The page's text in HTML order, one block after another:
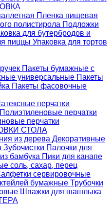
Пленка пищевая
полистирола Подложки
для бутербродов и
пиццы Упаковка для тортов
Пакеты бумажные с
универсальные Пакеты
Пакеты фасовочные
перчатки
Полиэтиленовые перчатки
перчатки
СТОЛА
из дерева Декоративные
Зубочистки Палочки для
бамбука Пики для канапе
соль, сахар, перец
сервировочные
бумажные Трубочки
Шпажки для шашлыка